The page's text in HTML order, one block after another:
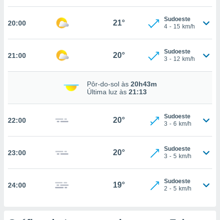
únicos
como a
IP e
seus
seu
20:00 21°
Sudoeste
4 - 15 km/h
21:00 20°
Sudoeste
3 - 12 km/h
Pôr-do-sol às 20h43m
Última luz às 21:13
22:00 20°
Sudoeste
3 - 6 km/h
23:00 20°
Sudoeste
3 - 5 km/h
24:00 19°
Sudoeste
2 - 5 km/h